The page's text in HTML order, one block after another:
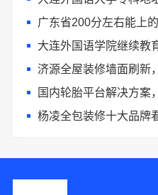
广东省200分左右能上的大学住
大连外国语学院继续教
济源全屋装修墙面刷新，河南
国内轮胎平台解决方案
杨凌全包装修十大品牌